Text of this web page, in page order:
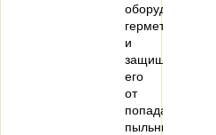
оборудование
герметичным
и
защищающий
его
от
попадания
пыльных